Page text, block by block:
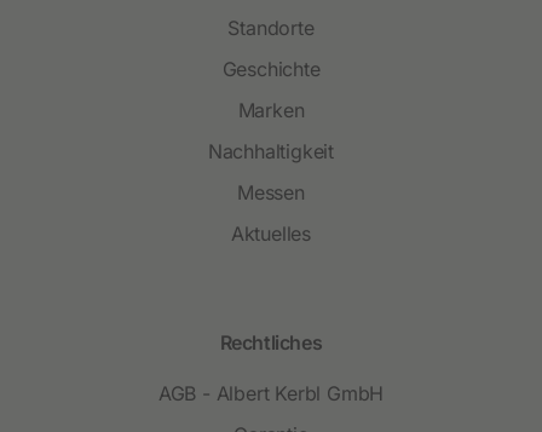
Standorte
Geschichte
Marken
Nachhaltigkeit
Messen
Aktuelles
Rechtliches
AGB - Albert Kerbl GmbH